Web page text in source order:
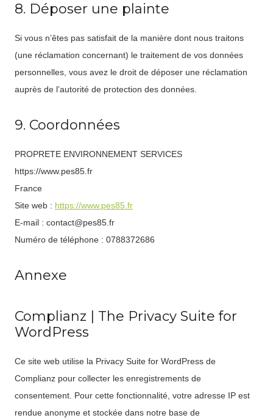
8. Déposer une plainte
Si vous n’êtes pas satisfait de la manière dont nous traitons
(une réclamation concernant) le traitement de vos données
personnelles, vous avez le droit de déposer une réclamation
auprès de l’autorité de protection des données.
9. Coordonnées
PROPRETE ENVIRONNEMENT SERVICES
https://www.pes85.fr
France
Site web : https://www.pes85.fr
E-mail : contact@pes85.fr
Numéro de téléphone : 0788372686
Annexe
Complianz | The Privacy Suite for
WordPress
Ce site web utilise la Privacy Suite for WordPress de
Complianz pour collecter les enregistrements de
consentement. Pour cette fonctionnalité, votre adresse IP est
rendue anonyme et stockée dans notre base de